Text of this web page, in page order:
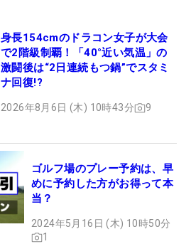
身長154cmのドラコン女子が大会
で2階級制覇！「40°近い気温」の
激闘後は“2日連続もつ鍋”でスタミ
ナ回復!?
2026年8月6日 (木) 10時43分 9
ゴルフ場のプレー予約は、早
めに予約した方がお得って本
当？
2024年5月16日 (木) 10時50分
1